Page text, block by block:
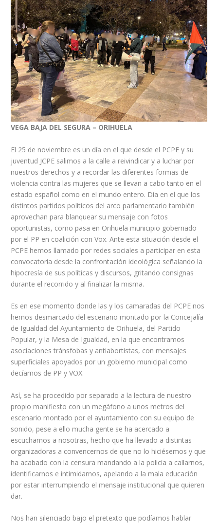
VEGA BAJA DEL SEGURA – ORIHUELA
El 25 de noviembre es un día en el que desde el PCPE y su
juventud JCPE salimos a la calle a reivindicar y a luchar por
nuestros derechos y a recordar las diferentes formas de
violencia contra las mujeres que se llevan a cabo tanto en el
estado español como en el mundo entero. Día en el que los
distintos partidos políticos del arco parlamentario también
aprovechan para blanquear su mensaje con fotos
oportunistas, como pasa en Orihuela municipio gobernado
por el PP en coalición con Vox. Ante esta situación desde el
PCPE hemos llamado por redes sociales a participar en esta
convocatoria desde la confrontación ideológica señalando la
hipocresía de sus políticas y discursos, gritando consignas
durante el recorrido y al finalizar la misma.
Es en ese momento donde las y los camaradas del PCPE nos
hemos desmarcado del escenario montado por la Concejalía
de Igualdad del Ayuntamiento de Orihuela, del Partido
Popular, y la Mesa de Igualdad, en la que encontramos
asociaciones tránsfobas y antiabortistas, con mensajes
superficiales apoyados por un gobierno municipal como
decíamos de PP y VOX.
Así, se ha procedido por separado a la lectura de nuestro
propio manifiesto con un megáfono a unos metros del
escenario montado por el ayuntamiento con su equipo de
sonido, pese a ello mucha gente se ha acercado a
escucharnos a nosotras, hecho que ha llevado a distintas
organizadoras a convencernos de que no lo hiciésemos y que
ha acabado con la censura mandando a la policía a callarnos,
identificarnos e intimidarnos, apelando a la mala educación
por estar interrumpiendo el mensaje institucional que quieren
dar.
Nos han silenciado bajo el pretexto que podíamos hablar